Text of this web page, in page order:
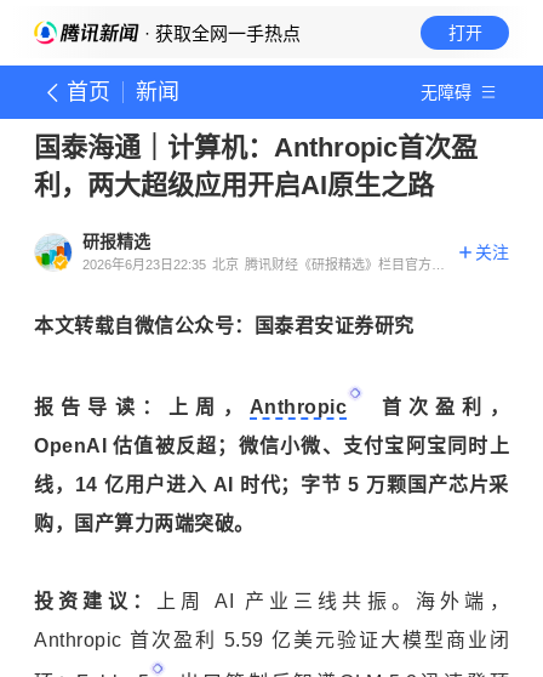
· 获取全网一手热点 打开
首页 新闻 无障碍
国泰海通｜计算机：Anthropic首次盈
利，两大超级应用开启AI原生之路
研报精选
2026年6月23日22:35 北京 腾讯财经《研报精选》栏目官方账
关注
本文转载自微信公众号：国泰君安证券研究
报告导读：上周， Anthropic
首次盈利，
OpenAI 估值被反超；微信小微、支付宝阿宝同时上
线，14 亿用户进入 AI 时代；字节 5 万颗国产芯片采
购，国产算力两端突破。
投资建议：
上周 AI 产业三线共振。海外端，
Anthropic 首次盈利 5.59 亿美元验证大模型商业闭